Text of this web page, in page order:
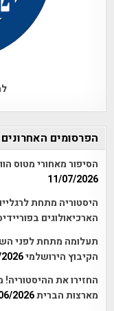
הפרסומים האחרונים
הסיפור מאחורי מטוס
11/07/2026
היסטוריה מתחת
הארכיאולוגים
תעלומה מתחת לפני
הקיבוץ הירושלמי
החזירו את
מארצות הברית2026